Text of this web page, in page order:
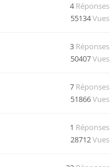
4Réponses
55134Vues
3 Réponses
50407Vues
7 Réponses
51866Vues
1 Réponses
28712Vues